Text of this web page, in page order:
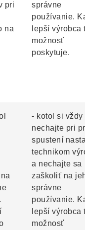
pri
na
správne
používanie.
lepší výrobca
možnosť
poskytuje.
- kotol si vždy
nechajte pri
spustení
technikom
a nechajte sa
zaškoliť na
správne
používanie.
lepší výrobca
možnosť